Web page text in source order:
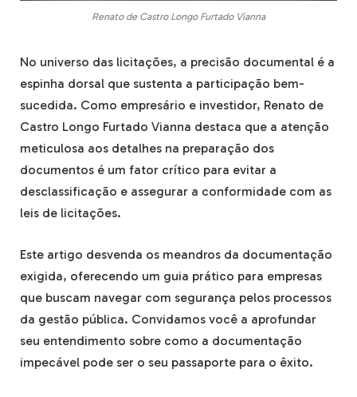
Renato de Castro Longo Furtado Vianna
No universo das licitações, a precisão documental é a
espinha dorsal que sustenta a participação bem-
sucedida. Como empresário e investidor, Renato de
Castro Longo Furtado Vianna destaca que a atenção
meticulosa aos detalhes na preparação dos
documentos é um fator crítico para evitar a
desclassificação e assegurar a conformidade com as
leis de licitações.
Este artigo desvenda os meandros da documentação
exigida, oferecendo um guia prático para empresas
que buscam navegar com segurança pelos processos
da gestão pública. Convidamos você a aprofundar
seu entendimento sobre como a documentação
impecável pode ser o seu passaporte para o êxito.